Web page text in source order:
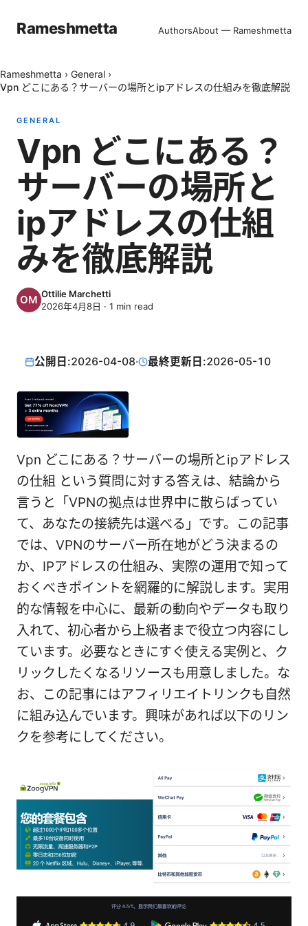
Rameshmetta AuthorsAbout — Rameshmetta
Rameshmetta › General ›
Vpn どこにある？サーバーの場所とipアドレスの仕組みを徹底解説
GENERAL
Vpn どこにある？
サーバーの場所と
ipアドレスの仕組
みを徹底解説
Ottilie Marchetti
2026年4月8日 · 1 min read
公開日:2026-04-08· 最終更新日:2026-05-10
Vpn どこにある？サーバーの場所とipアドレス
の仕組 という質問に対する答えは、結論から
言うと「VPNの拠点は世界中に散らばってい
て、あなたの接続先は選べる」です。この記事
では、VPNのサーバー所在地がどう決まるの
か、IPアドレスの仕組み、実際の運用で知って
おくべきポイントを網羅的に解説します。実用
的な情報を中心に、最新の動向やデータも取り
入れて、初心者から上級者まで役立つ内容にし
ています。必要なときにすぐ使える実例と、ク
リックしたくなるリソースも用意しました。な
お、この記事にはアフィリエイトリンクも自然
に組み込んでいます。興味があれば以下のリン
クを参考にしてください。